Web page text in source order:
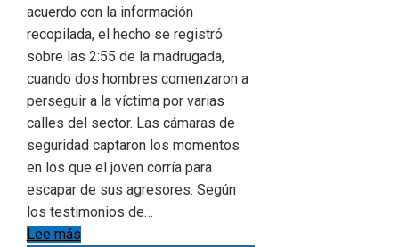
acuerdo con la información
recopilada, el hecho se registró
sobre las 2:55 de la madrugada,
cuando dos hombres comenzaron a
perseguir a la víctima por varias
calles del sector. Las cámaras de
seguridad captaron los momentos
en los que el joven corría para
escapar de sus agresores. Según
los testimonios de…
Lee más